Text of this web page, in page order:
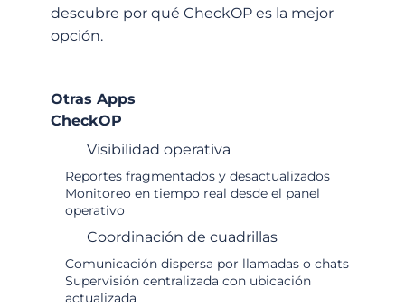
descubre por qué CheckOP es la mejor
opción.
Otras Apps
CheckOP
Visibilidad operativa
Reportes fragmentados y desactualizados
Monitoreo en tiempo real desde el panel
operativo
Coordinación de cuadrillas
Comunicación dispersa por llamadas o chats
Supervisión centralizada con ubicación
actualizada